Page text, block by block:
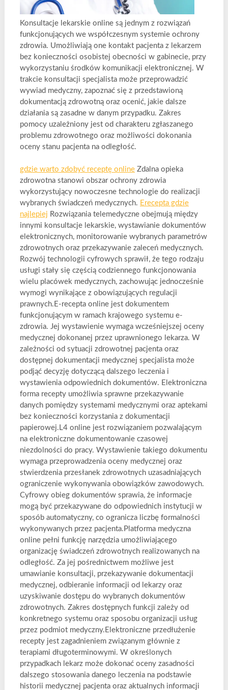
Konsultacje lekarskie online są jednym z rozwiązań
funkcjonujących we współczesnym systemie ochrony
zdrowia. Umożliwiają one kontakt pacjenta z lekarzem
bez konieczności osobistej obecności w gabinecie, przy
wykorzystaniu środków komunikacji elektronicznej. W
trakcie konsultacji specjalista może przeprowadzić
wywiad medyczny, zapoznać się z przedstawioną
dokumentacją zdrowotną oraz ocenić, jakie dalsze
działania są zasadne w danym przypadku. Zakres
pomocy uzależniony jest od charakteru zgłaszanego
problemu zdrowotnego oraz możliwości dokonania
oceny stanu pacjenta na odległość.
gdzie warto zdobyć receptę onlineZdalna opieka
zdrowotna stanowi obszar ochrony zdrowia
wykorzystujący nowoczesne technologie do realizacji
wybranych świadczeń medycznych. Erecepta gdzie
najlepiej Rozwiązania telemedyczne obejmują między
innymi konsultacje lekarskie, wystawianie dokumentów
elektronicznych, monitorowanie wybranych parametrów
zdrowotnych oraz przekazywanie zaleceń medycznych.
Rozwój technologii cyfrowych sprawił, że tego rodzaju
usługi stały się częścią codziennego funkcjonowania
wielu placówek medycznych, zachowując jednocześnie
wymogi wynikające z obowiązujących regulacji
prawnych.E-recepta online jest dokumentem
funkcjonującym w ramach krajowego systemu e-
zdrowia. Jej wystawienie wymaga wcześniejszej oceny
medycznej dokonanej przez uprawnionego lekarza. W
zależności od sytuacji zdrowotnej pacjenta oraz
dostępnej dokumentacji medycznej specjalista może
podjąć decyzję dotyczącą dalszego leczenia i
wystawienia odpowiednich dokumentów. Elektroniczna
forma recepty umożliwia sprawne przekazywanie
danych pomiędzy systemami medycznymi oraz aptekami
bez konieczności korzystania z dokumentacji
papierowej.L4 online jest rozwiązaniem pozwalającym
na elektroniczne dokumentowanie czasowej
niezdolności do pracy. Wystawienie takiego dokumentu
wymaga przeprowadzenia oceny medycznej oraz
stwierdzenia przesłanek zdrowotnych uzasadniających
ograniczenie wykonywania obowiązków zawodowych.
Cyfrowy obieg dokumentów sprawia, że informacje
mogą być przekazywane do odpowiednich instytucji w
sposób automatyczny, co ogranicza liczbę formalności
wykonywanych przez pacjenta.Platforma medyczna
online pełni funkcję narzędzia umożliwiającego
organizację świadczeń zdrowotnych realizowanych na
odległość. Za jej pośrednictwem możliwe jest
umawianie konsultacji, przekazywanie dokumentacji
medycznej, odbieranie informacji od lekarzy oraz
uzyskiwanie dostępu do wybranych dokumentów
zdrowotnych. Zakres dostępnych funkcji zależy od
konkretnego systemu oraz sposobu organizacji usług
przez podmiot medyczny.Elektroniczne przedłużenie
recepty jest zagadnieniem związanym głównie z
terapiami długoterminowymi. W określonych
przypadkach lekarz może dokonać oceny zasadności
dalszego stosowania danego leczenia na podstawie
historii medycznej pacjenta oraz aktualnych informacji